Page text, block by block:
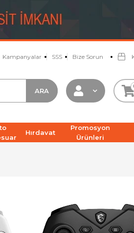
Kampanyalar SSS Bize Sorun
Hırdavat
Promosyon
Ürünleri